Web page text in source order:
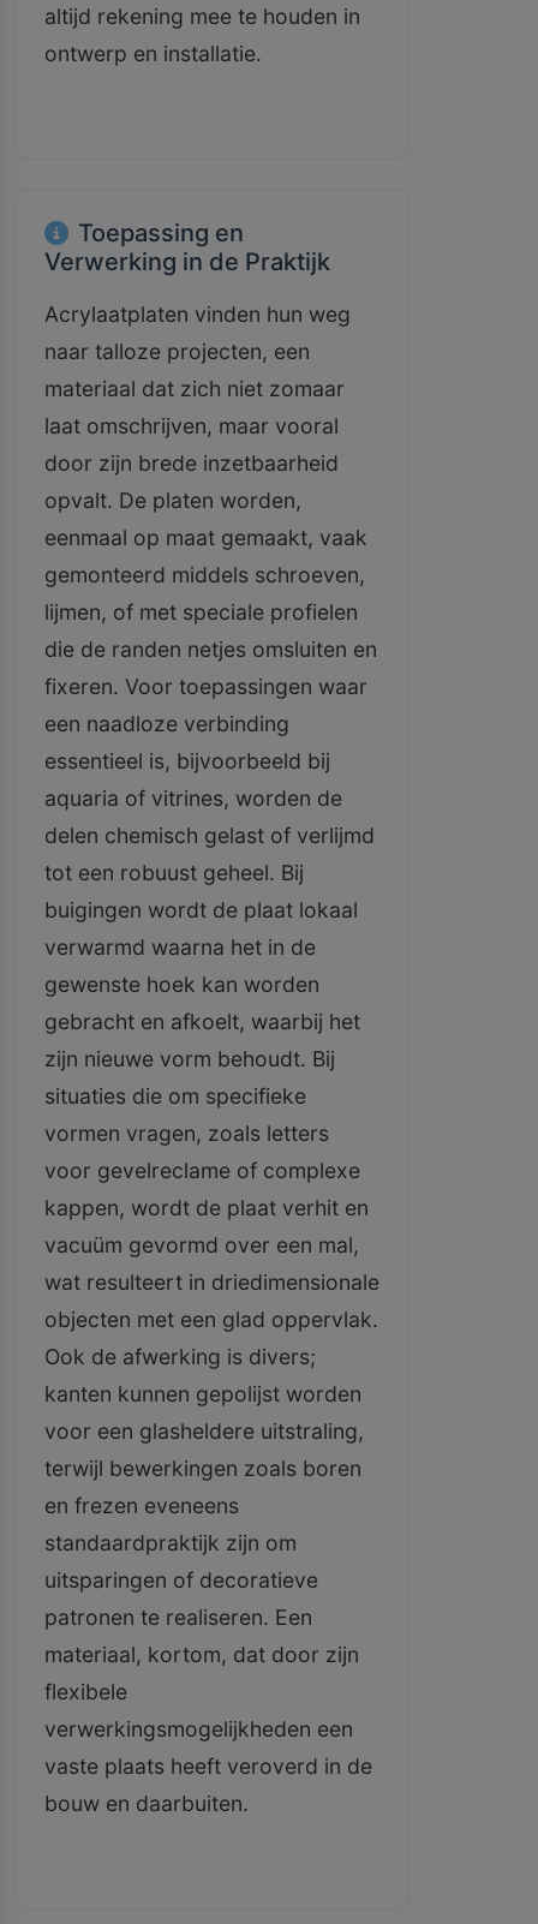
altijd rekening mee te houden in
ontwerp en installatie.
Toepassing en
Verwerking in de Praktijk
Acrylaatplaten vinden hun weg
naar talloze projecten, een
materiaal dat zich niet zomaar
laat omschrijven, maar vooral
door zijn brede inzetbaarheid
opvalt. De platen worden,
eenmaal op maat gemaakt, vaak
gemonteerd middels schroeven,
lijmen, of met speciale profielen
die de randen netjes omsluiten en
fixeren. Voor toepassingen waar
een naadloze verbinding
essentieel is, bijvoorbeeld bij
aquaria of vitrines, worden de
delen chemisch gelast of verlijmd
tot een robuust geheel. Bij
buigingen wordt de plaat lokaal
verwarmd waarna het in de
gewenste hoek kan worden
gebracht en afkoelt, waarbij het
zijn nieuwe vorm behoudt. Bij
situaties die om specifieke
vormen vragen, zoals letters
voor gevelreclame of complexe
kappen, wordt de plaat verhit en
vacuüm gevormd over een mal,
wat resulteert in driedimensionale
objecten met een glad oppervlak.
Ook de afwerking is divers;
kanten kunnen gepolijst worden
voor een glasheldere uitstraling,
terwijl bewerkingen zoals boren
en frezen eveneens
standaardpraktijk zijn om
uitsparingen of decoratieve
patronen te realiseren. Een
materiaal, kortom, dat door zijn
flexibele
verwerkingsmogelijkheden een
vaste plaats heeft veroverd in de
bouw en daarbuiten.